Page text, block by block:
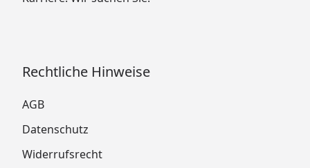
Rechtliche Hinweise
AGB
Datenschutz
Widerrufsrecht